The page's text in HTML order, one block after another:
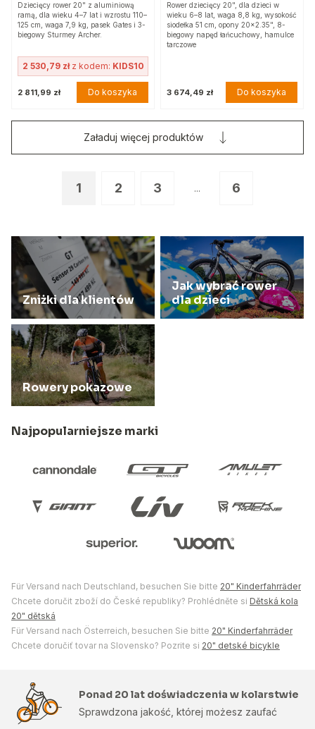
Dziecięcy rower 20" z aluminiową
ramą, dla wieku 4–7 lat i wzrostu 110–
125 cm, waga 7,9 kg, pasek Gates i 3-
biegowy Sturmey Archer.
2 530,79 złz kodem: KIDS10
2 811,99 zł Do koszyka
Rower dziecięcy 20", dla dzieci w
wieku 6–8 lat, waga 8,8 kg, wysokość
siodełka 51 cm, opony 20x2.35", 8-
biegowy napęd łańcuchowy, hamulce
tarczowe
3 674,49 zł Do koszyka
1 2 3 ... 6
Załaduj więcej produktów
Zniżki dla klientów
Jak wybrać rower
dla dzieci
Rowery pokazowe
Najpopularniejsze marki
Für Versand nach Deutschland, besuchen Sie bitte 20" Kinderfahrräder
Chcete doručit zboží do České republiky? Prohlédněte si Dětská kola
20" dětská
Für Versand nach Österreich, besuchen Sie bitte 20" Kinderfahrräder
Chcete doručiť tovar na Slovensko? Pozrite si 20" detské bicykle
Ponad 20 lat doświadczenia w kolarstwie
Sprawdzona jakość, której możesz zaufać